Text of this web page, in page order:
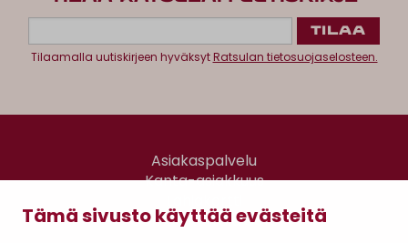
Tämä sivusto käyttää evästeitä
Tilaamalla uutiskirjeen hyväksytRatsulan tietosuojaselosteen.
Asiakaspalvelu
Kanta-asiakkuus
Gomee Ratsula Café